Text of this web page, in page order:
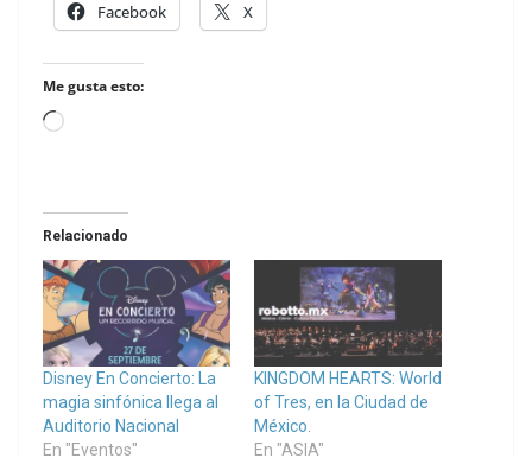
Facebook X
Me gusta esto:
Loading…
Relacionado
Disney En Concierto: La
magia sinfónica llega al
Auditorio Nacional
En "Eventos"
KINGDOM HEARTS: World
of Tres, en la Ciudad de
México.
En "ASIA"